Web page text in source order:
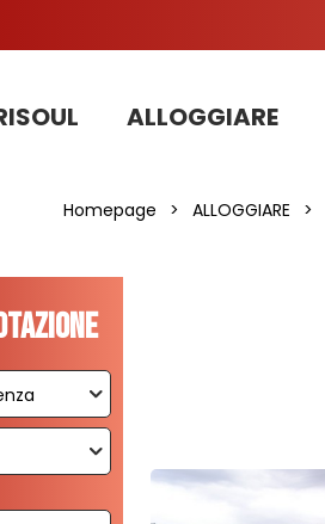
ALLOGGIARE
Homepage > ALLOGGIARE >